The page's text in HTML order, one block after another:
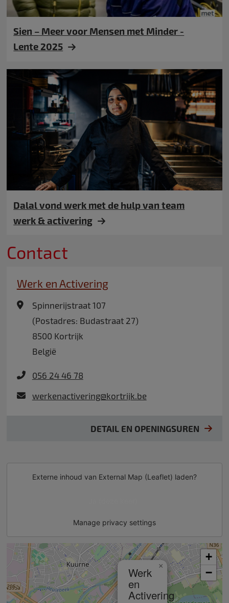
Sien – Meer voor Mensen met Minder -
Lente 2025
Dalal vond werk met de hulp van team
werk & activering
Contact
Werk en Activering
Spinnerijstraat 107
(Postadres: Budastraat 27)
8500 Kortrijk
België
056 24 46 78
werkenactivering@kortrijk.be
DETAIL EN OPENINGSUREN
Externe inhoud van External Map (Leaflet) laden?
Manage privacy settings
Werk
en
Activering
×
+
−